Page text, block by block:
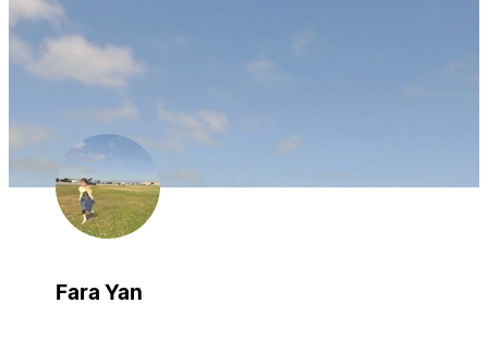
Fara Yan